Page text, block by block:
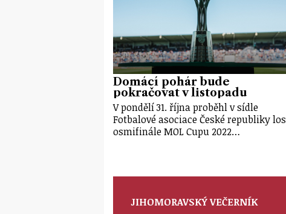
Domácí pohár bude
pokračovat v listopadu
V pondělí 31. října proběhl v sídle
Fotbalové asociace České republiky los
osmifinále MOL Cupu 2022…
JIHOMORAVSKÝ VEČERNÍK